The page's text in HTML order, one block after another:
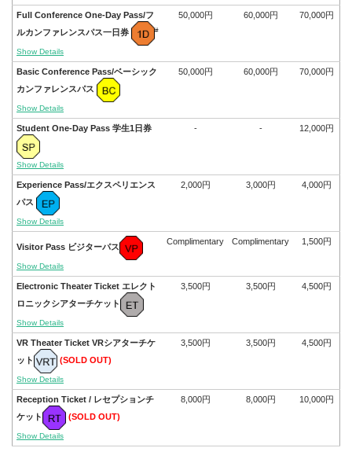
Full Conference One-Day Pass/フ
ルカンファレンスパス一日券
#
Show Details
50,000円 60,000円 70,000円
Basic Conference Pass/ベーシック
カンファレンスパス
Show Details
50,000円 60,000円 70,000円
Student One-Day Pass 学生1日券
Show Details
- - 12,000円
Experience Pass/エクスペリエンス
パス
Show Details
2,000円 3,000円 4,000円
Visitor Pass ビジターパス
Show Details
Complimentary Complimentary 1,500円
Electronic Theater Ticket エレクト
ロニックシアターチケット
Show Details
3,500円 3,500円 4,500円
VR Theater Ticket VRシアターチケ
ット
(SOLD OUT)
Show Details
3,500円 3,500円 4,500円
Reception Ticket / レセプションチ
ケット
(SOLD OUT)
Show Details
8,000円 8,000円 10,000円